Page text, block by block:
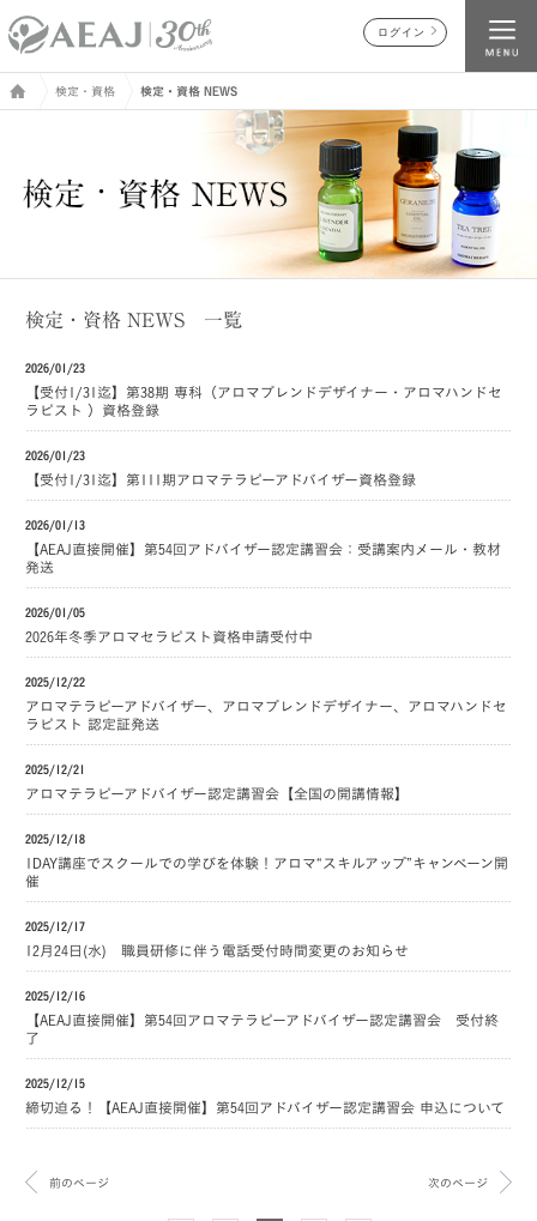
ログイン
検定・資格 検定・資格 NEWS
検定・資格 NEWS 一覧
2026/01/23
【受付1/31迄】第38期 専科（アロマブレンドデザイナー・アロマハンドセ
ラピスト ）資格登録
2026/01/23
【受付1/31迄】第111期アロマテラピーアドバイザー資格登録
2026/01/13
【AEAJ直接開催】第54回アドバイザー認定講習会：受講案内メール・教材
発送
2026/01/05
2026年冬季アロマセラピスト資格申請受付中
2025/12/22
アロマテラピーアドバイザー、アロマブレンドデザイナー、アロマハンドセ
ラピスト 認定証発送
2025/12/21
アロマテラピーアドバイザー認定講習会【全国の開講情報】
2025/12/18
1DAY講座でスクールでの学びを体験！アロマ“スキルアップ”キャンペーン開
催
2025/12/17
12月24日(水) 職員研修に伴う電話受付時間変更のお知らせ
2025/12/16
【AEAJ直接開催】第54回アロマテラピーアドバイザー認定講習会 受付終
了
2025/12/15
締切迫る！【AEAJ直接開催】第54回アドバイザー認定講習会 申込について
前のページ 次のページ